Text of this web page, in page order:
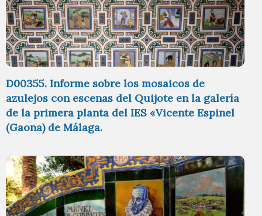
D00355. Informe sobre los mosaicos de
azulejos con escenas del Quijote en la galería
de la primera planta del IES «Vicente Espinel
(Gaona) de Málaga.